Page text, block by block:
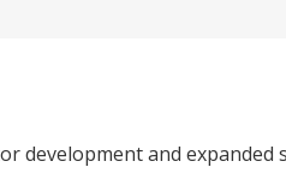
development and